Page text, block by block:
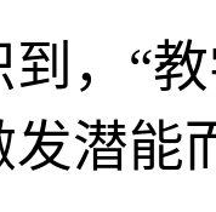
，“
潜能